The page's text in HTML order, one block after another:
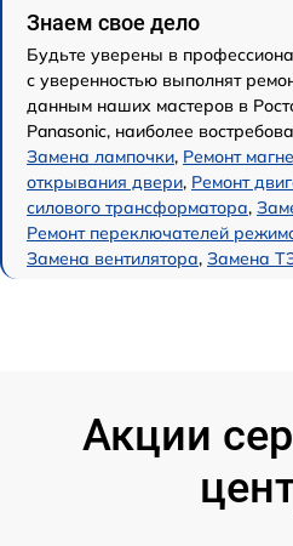
Знаем свое дело
Будьте уверены в
с уверенностью выполнят
данным наших мастеров в
Panasonic, наиболее
Замена лампочки, Ремонт
открывания двери, Ремонт
силового трансформатора,
Ремонт переключателей
Замена вентилятора, Замена
Акции